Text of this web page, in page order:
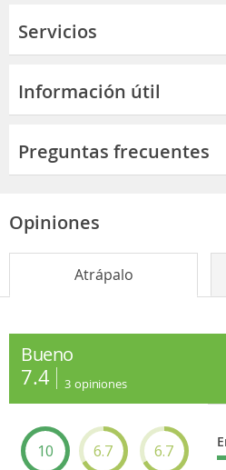
Servicios
Información útil
Preguntas frecuentes
Opiniones
Atrápalo
Bueno
7.4 3 opiniones
10 6.7 6.7